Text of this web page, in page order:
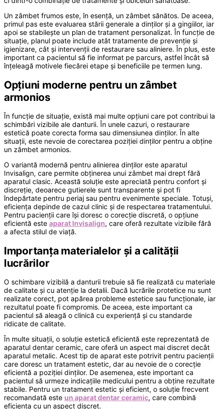
Un zâmbet frumos este, în esență, un zâmbet sănătos. De aceea,
primul pas este evaluarea stării generale a dinților și a gingiilor, iar
apoi se stabilește un plan de tratament personalizat. În funcție de
situație, planul poate include atât tratamente de prevenție și
igienizare, cât și intervenții de restaurare sau aliniere. În plus, este
important ca pacientul să fie informat pe parcurs, astfel încât să
înțeleagă motivele fiecărei etape și beneficiile pe termen lung.
Opțiuni moderne pentru un zâmbet
armonios
În funcție de situație, există mai multe opțiuni care pot contribui la
schimbări vizibile ale danturii. În unele cazuri, o restaurare
estetică poate corecta forma sau dimensiunea dinților. În alte
situații, este nevoie de corectarea poziției dinților pentru a obține
un zâmbet armonios.
O variantă modernă pentru alinierea dinților este aparatul
Invisalign, care permite obținerea unui zâmbet mai drept fără
aparatul clasic. Această soluție este apreciată pentru confort și
discreție, deoarece gutierele sunt transparente și pot fi
îndepărtate pentru periaj sau pentru evenimente speciale. Totuși,
eficiența depinde de cazul clinic și de respectarea tratamentului.
Pentru pacienții care își doresc o corecție discretă, o opțiune
eficientă este aparat Invisalign, care oferă rezultate vizibile fără
a afecta stilul de viață.
Importanța materialelor și a calității
lucrărilor
O schimbare vizibilă a danturii trebuie să fie realizată cu materiale
de calitate și cu atenție la detalii. Dacă lucrările protetice nu sunt
realizate corect, pot apărea probleme estetice sau funcționale, iar
rezultatul poate fi compromis. De aceea, este important ca
pacientul să aleagă o clinică cu experiență și cu standarde
ridicate de calitate.
În multe situații, o soluție estetică eficientă este reprezentată de
aparatul dentar ceramic, care oferă un aspect mai discret decât
aparatul metalic. Acest tip de aparat este potrivit pentru pacienții
care doresc un tratament estetic, dar au nevoie de o corecție
eficientă a poziției dinților. De asemenea, este important ca
pacientul să urmeze indicațiile medicului pentru a obține rezultate
stabile. Pentru un tratament estetic și eficient, o soluție frecvent
recomandată este un aparat dentar ceramic, care combină
eficiența cu un aspect discret.